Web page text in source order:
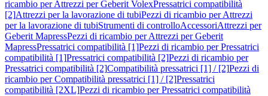
ricambio per Attrezzi per Geberit VolexPressatrici compatibilità
[2]Attrezzi per la lavorazione di tubiPezzi di ricambio per Attrezzi
per la lavorazione di tubiStrumenti di controlloAccessoriAttrezzi per
Geberit MapressPezzi di ricambio per Attrezzi per Geberit
MapressPressatrici compatibilità [1]Pezzi di ricambio per Pressatrici
compatibilità [1]Pressatrici compatibilità [2]Pezzi di ricambio per
Pressatrici compatibilità [2]Compatibilità pressatrici [1] / [2]Pezzi di
ricambio per Compatibilità pressatrici [1] / [2]Pressatrici
compatibilità [2XL]Pezzi di ricambio per Pressatrici compatibilità